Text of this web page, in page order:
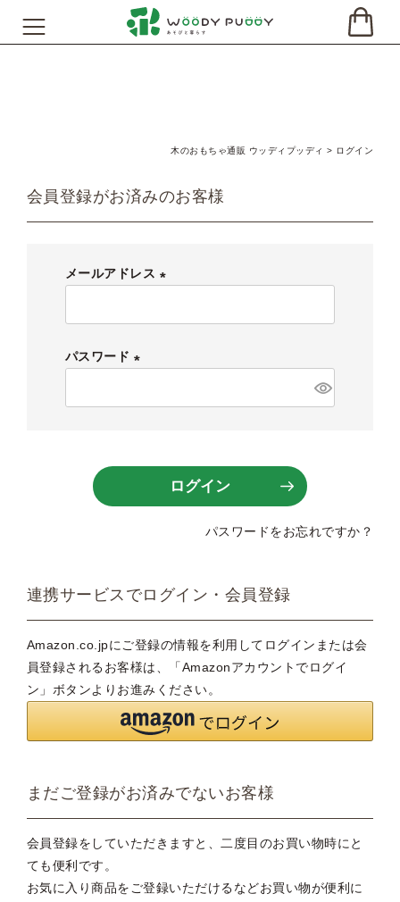
木のおもちゃ通販 ウッディプッディ ログイン
会員登録がお済みのお客様
メールアドレス
必
)
パスワード
必
ログイン
パスワードをお忘れですか？
連携サービスでログイン・会員登録
Amazon.co.jpにご登録の情報を利用してログインまたは会
員登録されるお客様は、「Amazonアカウントでログイ
ン」ボタンよりお進みください。
まだご登録がお済みでないお客様
会員登録をしていただきますと、二度目のお買い物時にと
ても便利です。
お気に入り商品をご登録いただけるなどお買い物が便利に